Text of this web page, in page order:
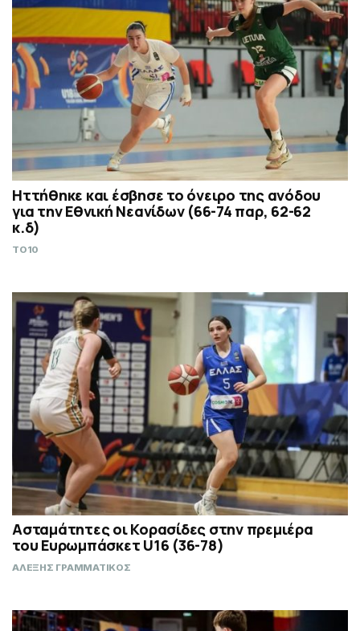
Ηττήθηκε και έσβησε το όνειρο της ανόδου
για την Εθνική Νεανίδων (66-74 παρ, 62-62
κ.δ)
TO10
Ασταμάτητες οι Κορασίδες στην πρεμιέρα
του Ευρωμπάσκετ U16 (36-78)
ΑΛΕΞΗΣ ΓΡΑΜΜΑΤΙΚΟΣ